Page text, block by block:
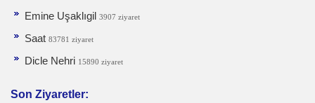
Emine Uşaklıgil 3907 ziyaret
Saat 83781 ziyaret
Dicle Nehri 15890 ziyaret
Son Ziyaretler: